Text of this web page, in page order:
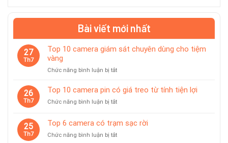
Bài viết mới nhất
27
Th7
Top 10 camera giám sát chuyên dùng cho tiệm
vàng
Chức năng bình luận bị tắtở
10
camera
giám
chuyên
cho
26
Th7
Top 10 camera pin có giá treo từ tính tiện lợi
Chức năng bình luận bị tắtở
camera
pin
25
Th7
Top 6 camera có trạm sạc rời
Chức năng bình luận bị tắtở